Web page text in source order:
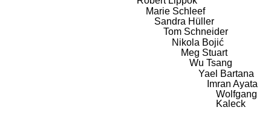
Marie Schleef
Sandra Hüller
Tom Schneider
Nikola Bojić
Meg Stuart
Wu Tsang
Yael Bartana
Imran Ayata
Wolfgang
Kaleck